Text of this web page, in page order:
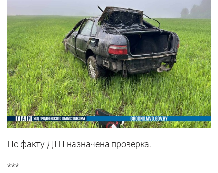
По факту ДТП назначена проверка.
***